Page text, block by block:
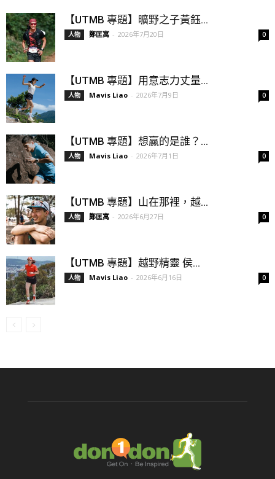
【UTMB 專題】曠野之子黃鈺...
人物 鄭匡寓 - 2026年7月20日 0
【UTMB 專題】用意志力丈量...
人物 Mavis Liao - 2026年7月9日 0
【UTMB 專題】想贏的是誰？...
人物 Mavis Liao - 2026年7月1日 0
【UTMB 專題】山在那裡，越...
人物 鄭匡寓 - 2026年6月27日 0
【UTMB 專題】越野精靈 侯...
人物 Mavis Liao - 2026年6月16日 0